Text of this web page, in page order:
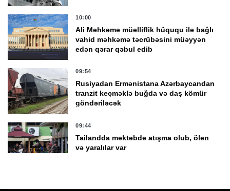
10:00
Ali Məhkəmə müəlliflik hüququ ilə bağlı
vahid məhkəmə təcrübəsini müəyyən
edən qərar qəbul edib
09:54
Rusiyadan Ermənistana Azərbaycandan
tranzit keçməklə buğda və daş kömür
göndəriləcək
09:44
Tailandda məktəbdə atışma olub, ölən
və yaralılar var